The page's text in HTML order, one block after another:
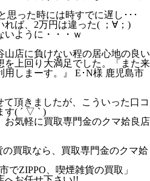
思った時には時すでに遅し･･･
れば、2万円は違った( ；∀；)
いように・・・ｗ
山店に負けない程の居心地の良い
を上回り大満足でした。「また来
用しまーす。』 E･N様 鹿児島市
て頂きましたが、こういった口コ
す( ´ ▽ ` )
お気軽に買取専門金のクマ姶良店
でZIPPO、喫煙雑貨の買取」